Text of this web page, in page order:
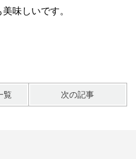
味しいです。
覧 次の記事